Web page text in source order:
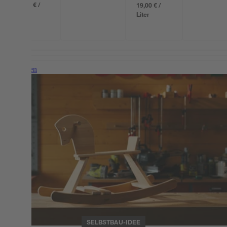
36,63 € /
19,00 € /
Liter
Weiterlesen
SELBSTBAU-IDEE